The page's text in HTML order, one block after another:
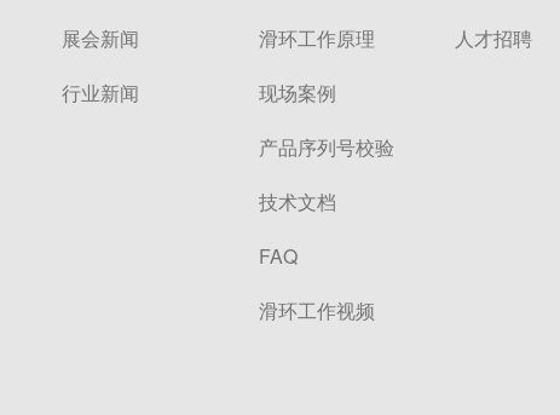
展会新闻
行业新闻
滑环工作原理
现场案例
产品序列号校验
技术文档
FAQ
滑环工作视频
人才招聘